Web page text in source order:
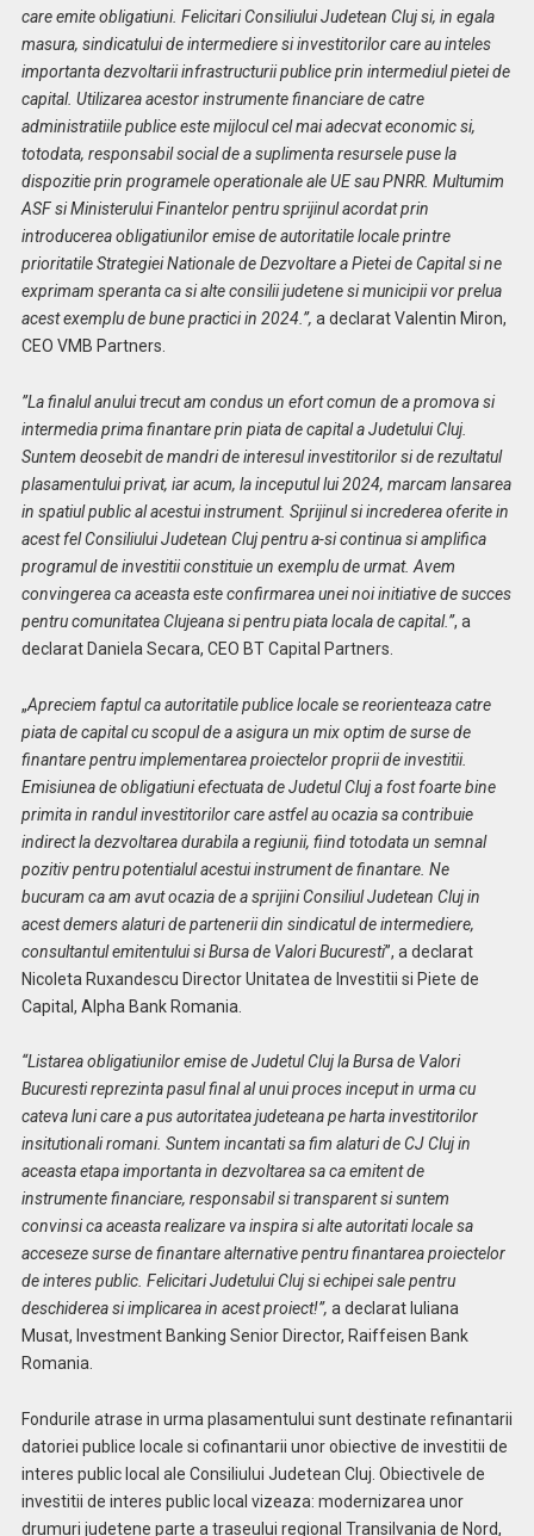
careemite obligatiuni. Felicitari Consiliului Judetean Cluj si, in egala
masura, sindicatului de intermediere si investitorilor care au inteles
importanta dezvoltarii infrastructurii publice prin intermediul pietei de
capital. Utilizarea acestor instrumente financiare de catre
administratiile publice este mijlocul cel mai adecvat economic si,
totodata, responsabil social de a suplimenta resursele puse la
dispozitie prin programele operationale ale UE sau PNRR. Multumim
ASF si Ministerului Finantelor pentru sprijinul acordat prin
introducerea obligatiunilor emise de autoritatile locale printre
prioritatile Strategiei Nationale de Dezvoltare a Pietei de Capital si ne
exprimam speranta ca si alte consilii judetene si municipii vor prelua
acest exemplu de bune practici in 2024.”, a declarat Valentin Miron,
CEO VMB Partners.
”La finalul anului trecut am condus un efort comun de a promova si
intermedia prima finantare prin piata de capital a Judetului Cluj.
Suntem deosebit de mandri de interesul investitorilor si de rezultatul
plasamentului privat, iar acum, la inceputul lui 2024, marcam lansarea
in spatiul public al acestui instrument. Sprijinul si increderea oferite in
acest fel Consiliului Judetean Cluj pentru a-si continua si amplifica
programul de investitii constituie un exemplu de urmat. Avem
convingerea ca aceasta este confirmarea unei noi initiative de succes
pentru comunitatea Clujeana si pentru piata locala de capital.”, a
declarat Daniela Secara, CEO BT Capital Partners.
„Apreciem faptul ca autoritatile publice locale se reorienteaza catre
piata de capital cu scopul de a asigura un mix optim de surse de
finantare pentru implementarea proiectelor proprii de investitii.
Emisiunea de obligatiuni efectuata de Judetul Cluj a fost foarte bine
primita in randul investitorilor care astfel au ocazia sa contribuie
indirect la dezvoltarea durabila a regiunii, fiind totodata un semnal
pozitiv pentru potentialul acestui instrument de finantare. Ne
bucuram ca am avut ocazia de a sprijini Consiliul Judetean Cluj in
acest demers alaturi de partenerii din sindicatul de intermediere,
consultantul emitentului si Bursa de Valori Bucuresti”, a declarat
Nicoleta Ruxandescu Director Unitatea de Investitii si Piete de
Capital, Alpha Bank Romania.
“Listarea obligatiunilor emise de Judetul Cluj la Bursa de Valori
Bucuresti reprezinta pasul final al unui proces inceput in urma cu
cateva luni care a pus autoritatea judeteana pe harta investitorilor
insitutionali romani. Suntem incantati sa fim alaturi de CJ Cluj in
aceasta etapa importanta in dezvoltarea sa ca emitent de
instrumente financiare, responsabil si transparent si suntem
convinsi ca aceasta realizare va inspira si alte autoritati locale sa
acceseze surse de finantare alternative pentru finantarea proiectelor
de interes public. Felicitari Judetului Cluj si echipei sale pentru
deschiderea si implicarea in acest proiect!”, a declarat Iuliana
Musat, Investment Banking Senior Director, Raiffeisen Bank
Romania.
Fondurile atrase in urma plasamentului sunt destinate refinantarii
datoriei publice locale si cofinantarii unor obiective de investitii de
interes public local ale Consiliului Judetean Cluj. Obiectivele de
investitii de interes public local vizeaza: modernizarea unor
drumuri judetene parte a traseului regional Transilvania de Nord,